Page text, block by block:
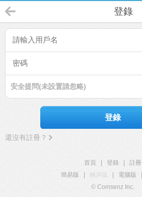
登錄
安全提問(未設置請忽略)
登錄
還沒有註冊？
首頁 登錄
註冊
簡易版
觸屏版 電腦版
© Comsenz Inc.